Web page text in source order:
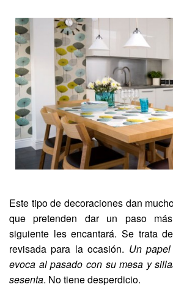
Este tipo de decoraciones dan
que pretenden dar un paso
siguiente les encantará. Se trata
revisada para la ocasión. Un
evoca al pasado con su mesa y
sesenta. No tiene desperdicio.